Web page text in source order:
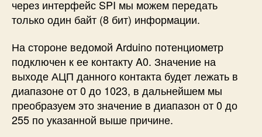
через интерфейс SPI мы можем передать
только один байт (8 бит) информации.
На стороне ведомой Arduino потенциометр
подключен к ее контакту A0. Значение на
выходе АЦП данного контакта будет лежать в
диапазоне от 0 до 1023, в дальнейшем мы
преобразуем это значение в диапазон от 0 до
255 по указанной выше причине.